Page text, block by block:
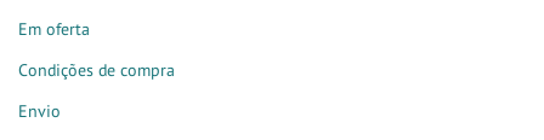
Em oferta
Condições de compra
Envio